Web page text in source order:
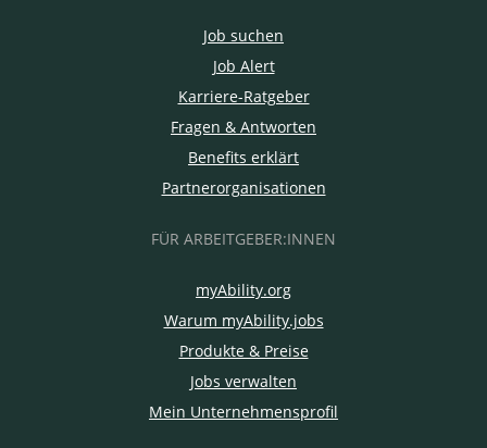
Job suchen
Job Alert
Karriere-Ratgeber
Fragen & Antworten
Benefits erklärt
Partnerorganisationen
FÜR ARBEITGEBER:INNEN
myAbility.org
Warum myAbility.jobs
Produkte & Preise
Jobs verwalten
Mein Unternehmensprofil